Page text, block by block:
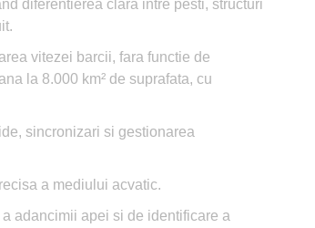
diferentierea clara intre pesti, structuri
vitezei barcii, fara functie de
la 8.000 km² de suprafata, cu
sincronizari si gestionarea
a mediului acvatic.
adancimii apei si de identificare a